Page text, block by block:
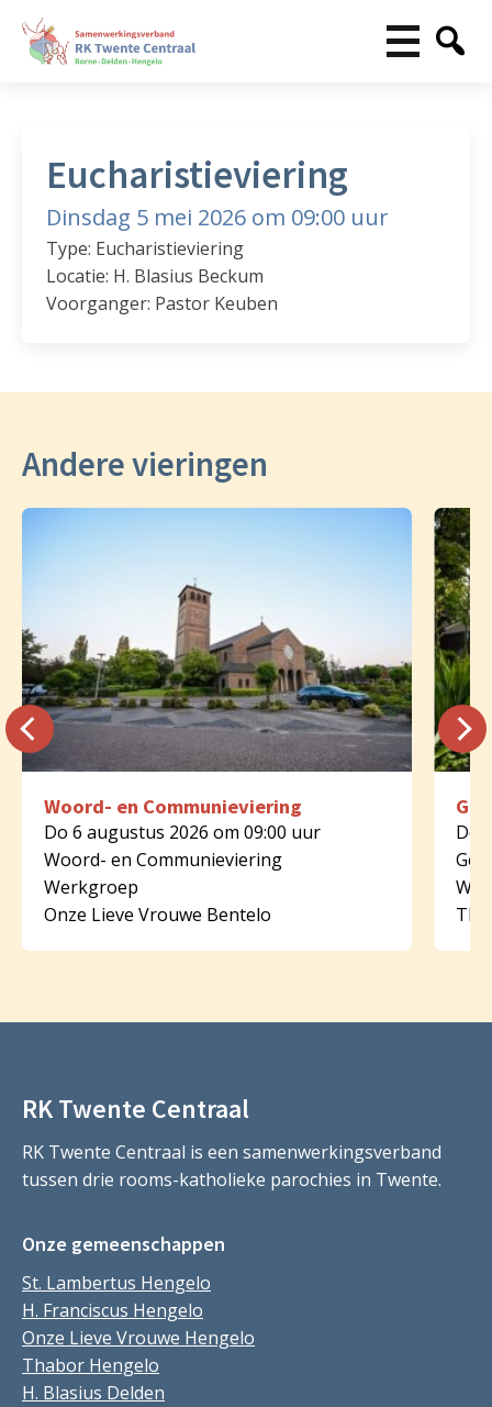
Eucharistieviering
Dinsdag 5 mei 2026 om 09:00 uur
Type: Eucharistieviering
Locatie: H. Blasius Beckum
Voorganger: Pastor Keuben
Andere vieringen
Woord- en Communieviering
Do 6 augustus 2026 om 09:00 uur
Woord- en Communieviering
Werkgroep
Onze Lieve Vrouwe Bentelo
Do
RK Twente Centraal
RK Twente Centraal is een samenwerkingsverband
tussen drie rooms-katholieke parochies in Twente.
Onze gemeenschappen
St. Lambertus Hengelo
H. Franciscus Hengelo
Onze Lieve Vrouwe Hengelo
Thabor Hengelo
H. Blasius Delden